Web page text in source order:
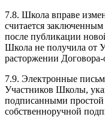
7.8. Школа вправе
считается
после публикации
Школа не получила от
расторжении
7.9. Электронные
Участников Школы,
подписанными
собственноручной